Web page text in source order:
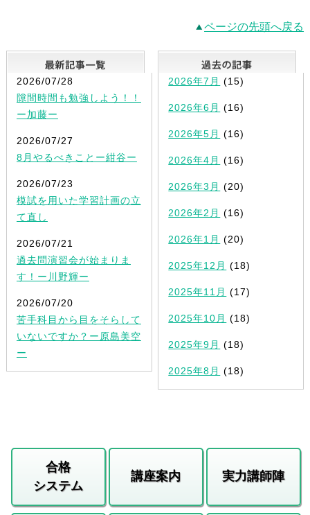
ページの先頭へ戻る
最新記事一覧
2026/07/28
隙間時間も勉強しよう！！
ー加藤ー
2026/07/27
8月やるべきことー紺谷ー
2026/07/23
模試を用いた学習計画の立
て直し
2026/07/21
過去問演習会が始まりま
す！ー川野輝ー
2026/07/20
苦手科目から目をそらして
いないですか？ー原島美空
ー
2026年7月 (15)
2026年6月 (16)
2026年5月 (16)
2026年4月 (16)
2026年3月 (20)
2026年2月 (16)
2026年1月 (20)
2025年12月 (18)
2025年11月 (17)
2025年10月 (18)
2025年9月 (18)
2025年8月 (18)
合格
システム
講座案内 実力講師陣